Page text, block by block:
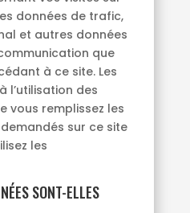
données de trafic,
et autres données
que
à ce site. Les
l’utilisation des
vous remplissez les
sur ce site
les
SONT-ELLES